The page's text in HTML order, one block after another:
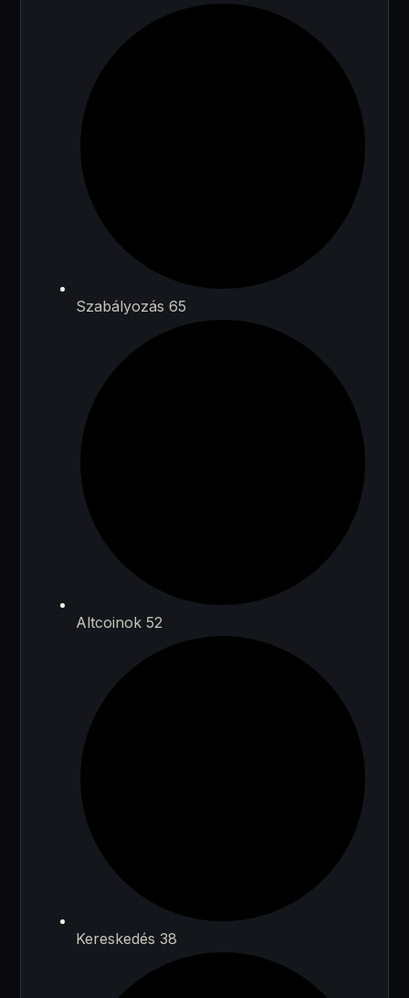
Szabályozás 65
Altcoinok 52
Kereskedés 38